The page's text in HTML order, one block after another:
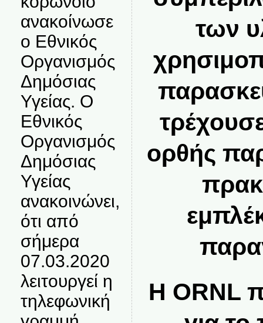
ανακοίνωσε
ο Εθνικός
Οργανισμός
Δημόσιας
Υγείας. Ο
Εθνικός
Οργανισμός
Δημόσιας
Υγείας
ανακοινώνει,
ότι από
σήμερα
07.03.2020
λειτουργεί η
τηλεφωνική
των
ορθής
Η ORNL